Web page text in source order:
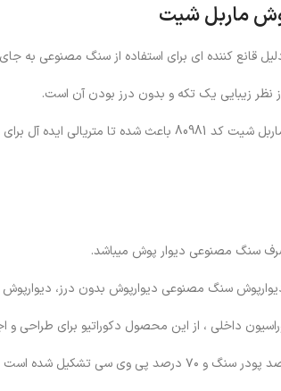
ماربل شیت
قانع کننده ای برای استفاده از سنگ مصنوعی به
نظر زیبایی یک تکه و بدون درز بودن آن است.
های بهداشتی و درمانی محسوب شود.
سنگ مصنوعی دیوار پوش میباشد.
دیوارپوش سنگ مصنوعی دیوارپوش بدون درز،
داخلی ، از این محصول دکوراتیو برای طراحی و